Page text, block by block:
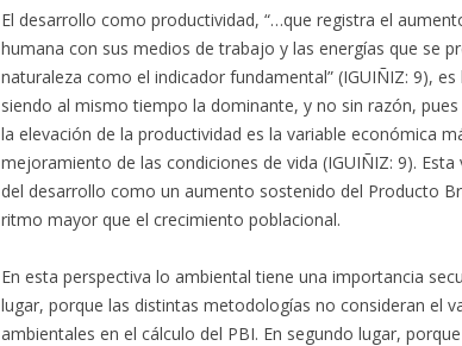
El desarrollo como productividad, “…que registra el
humana con sus medios de trabajo y las energías que se
naturaleza como el indicador fundamental” (IGUIÑIZ: 9),
siendo al mismo tiempo la dominante, y no sin razón,
la elevación de la productividad es la variable económica
mejoramiento de las condiciones de vida (IGUIÑIZ: 9).
del desarrollo como un aumento sostenido del Producto
ritmo mayor que el crecimiento poblacional.
En esta perspectiva lo ambiental tiene una importancia
lugar, porque las distintas metodologías no consideran el
ambientales en el cálculo del PBI. En segundo lugar,